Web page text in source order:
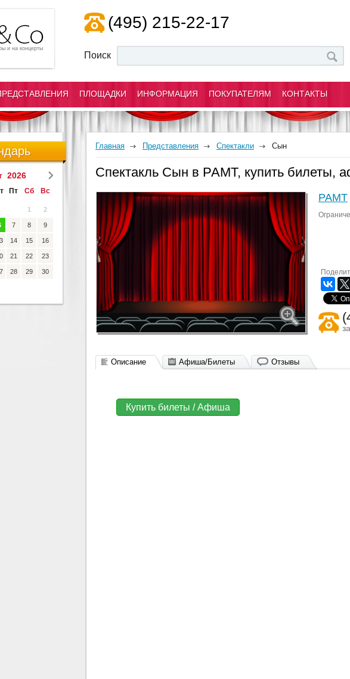
и на концерты
(495) 215-22-17
Поиск
ПЛОЩАДКИ ИНФОРМАЦИЯ ПОКУПАТЕЛЯМ КОНТАКТЫ
2026
Пт Сб Вс
1 2
7 8 9
14 15 16
21 22 23
28 29 30
Главная Представления Спектакли Сын
Спектакль Сын в РАМТ, купить билеты,
РАМТ
Описание Афиша/Билеты Отзывы
Купить билеты / Афиша